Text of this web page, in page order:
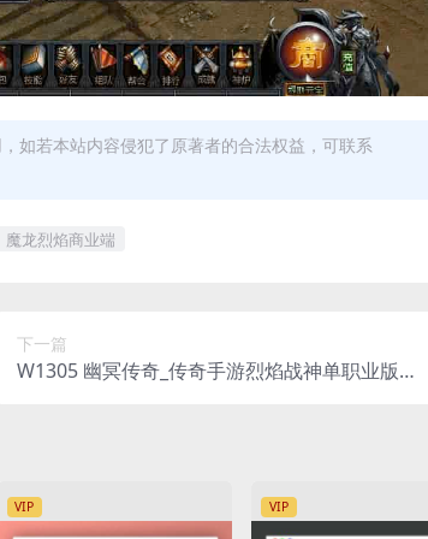
如若本站内容侵犯了原著者的合法权益，可联系
魔龙烈焰商业端
下一篇
W1305 幽冥传奇_传奇手游烈焰战神单职业版本_
VIP VIP